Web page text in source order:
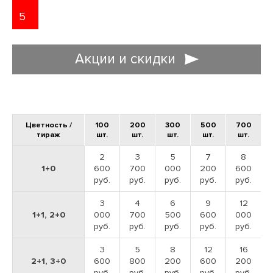
5
Акции и скидки
ДОСТАВЛЯЕМ ЗАКАЗЫ ПО МОСКВЕ И
ВСЕЙ РОССИИ
Доставляем полиграфическую продукцию в любых объемах
Доставка в день готовности
Наличный расчет (для частных лиц)
Это самый распространенный способ оплаты, который
ЗАЯВКА НА ДИЗАЙН
Цветность /
тираж
100
шт.
200
шт.
300
шт.
500
шт.
700
шт.
1+0
2
600
руб.
3
700
руб.
5
000
руб.
7
200
руб.
8
600
руб.
1+1, 2+0
3
000
руб.
4
700
руб.
6
500
руб.
9
600
руб.
12
000
руб.
2+1, 3+0
3
600
5
800
8
200
12
600
16
200